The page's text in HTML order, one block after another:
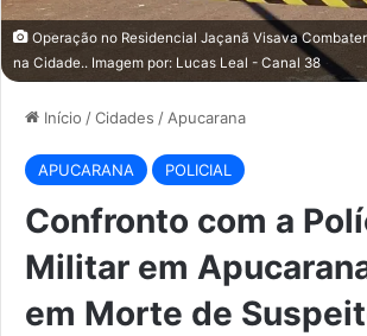
Operação no Residencial Jaçanã Visava
na Cidade.. Imagem por: Lucas Leal - Canal 38
Início /Cidades /Apucarana
APUCARANA POLICIAL
Confronto com a
Militar em
em Morte de